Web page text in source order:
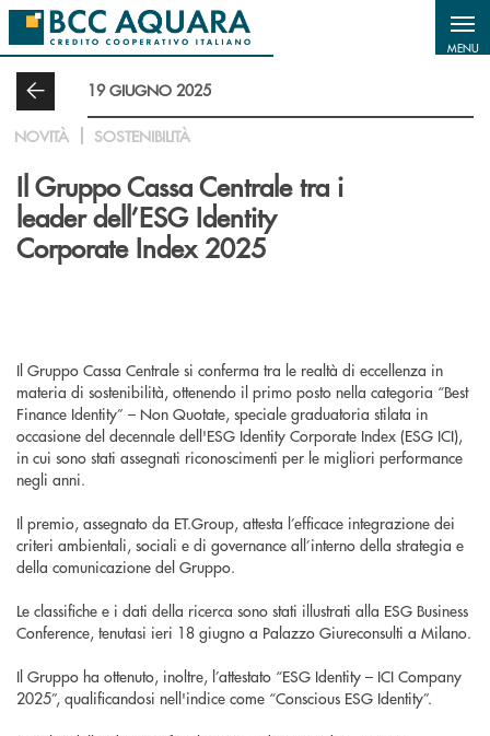
Salta al contenuto principale
MENU
19 GIUGNO 2025
NOVITÀ SOSTENIBILITÀ
Il Gruppo Cassa Centrale tra i
leader dell’ESG Identity
Corporate Index 2025
Il Gruppo Cassa Centrale si conferma tra le realtà di eccellenza in
materia di sostenibilità, ottenendo il primo posto nella categoria “Best
Finance Identity” – Non Quotate, speciale graduatoria stilata in
occasione del decennale dell'ESG Identity Corporate Index (ESG ICI),
in cui sono stati assegnati riconoscimenti per le migliori performance
negli anni.
Il premio, assegnato da ET.Group, attesta l’efficace integrazione dei
criteri ambientali, sociali e di governance all’interno della strategia e
della comunicazione del Gruppo.
Le classifiche e i dati della ricerca sono stati illustrati alla ESG Business
Conference, tenutasi ieri 18 giugno a Palazzo Giureconsulti a Milano.
Il Gruppo ha ottenuto, inoltre, l’attestato “ESG Identity – ICI Company
2025”, qualificandosi nell'indice come “Conscious ESG Identity”.